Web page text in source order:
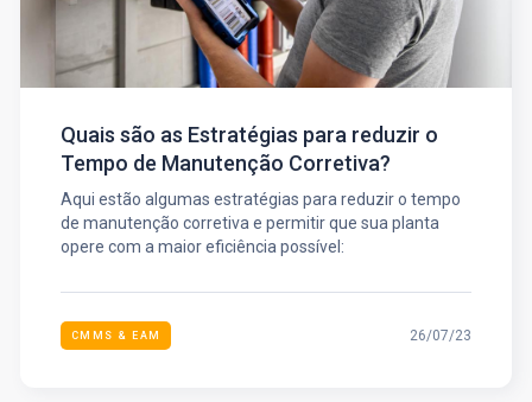
Quais são as Estratégias para reduzir o
Tempo de Manutenção Corretiva?
Aqui estão algumas estratégias para reduzir o tempo
de manutenção corretiva e permitir que sua planta
opere com a maior eficiência possível:
CMMS & EAM 26/07/23